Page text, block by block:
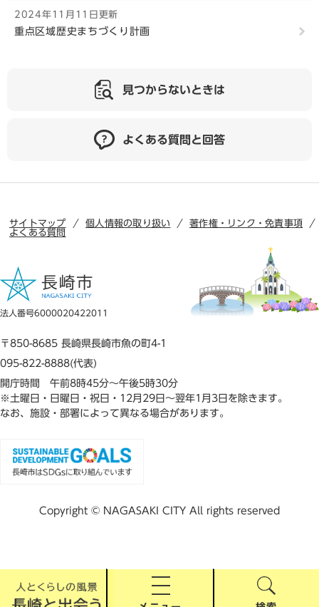
2024年11月11日更新
重点区域歴史まちづくり計画
見つからないときは
よくある質問と回答
サイトマップ 個人情報の取り扱い
著作権・リンク・免責事項
よくある質問
法人番号6000020422011
〒850-8685 長崎県長崎市魚の町4-1
095-822-8888(代表)
開庁時間 午前8時45分～午後5時30分
※土曜日・日曜日・祝日・12月29日～翌年1月3日を除きます。
なお、施設・部署によって異なる場合があります。
Copyright © NAGASAKI CITY All rights reserved